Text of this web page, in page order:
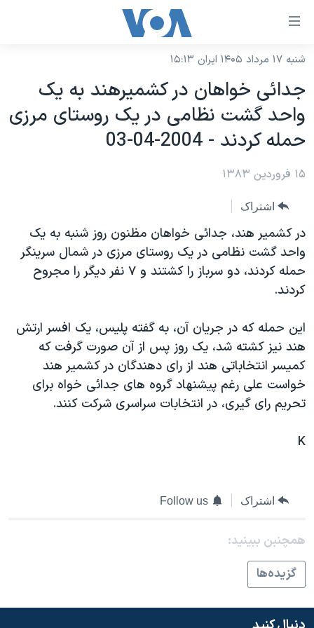
لینکهای
دسترسی
جهش
محتوای
اصلی
به
صفحه
جهش
به
جستجو
نسخه سبک وب‌سایت
موضوع ها
آمریکا
جهان
ورزشی
گزیده‌ها
ویژه برنامه‌ها
فرهنگ و زندگی
حقوق شهروندی
اقتصادی
علم و فناوری
برنامه های تلویزیونی
جدول برنامه ها
صفحه‌های ویژه
جام جهانی ۲۰۲۶
عملیات خشم حماسی
۲۵۰سالگی آمریکا
مستندها
انتخابات ریاست جمهوری آمریکا ۲۰۲۴
حمله جمهوری اسلامی به اسرائیل
رمز مهسا
تریبونال مردمی آبان ۹۸
قانون شفافیت دارائی کادر رهبری ایران
فرکانس‌های صدای آمریکا
پخش رادیویی
یادگیری زبان انگلیسی
دنبال کنید
شنبه ۱۷ مرداد ۱۴۰۵ ایران ۱۵:۱۳
جدائی خواهان در کشميرهند به يک
واحد گشت نظامی در يک روستای مرزی
حمله کردند - 2004-04-03
۱۵ فروردین ۱۳۸۳
اشتراک
در کشمير هند، جدائی خواهان مظنون روز شنبه به يک
واحد گشت نظامی در يک روستای مرزی در شمال سرينگر
حمله کردند، دو سرباز را کشتند و ٧ نفر ديگر را مجروح
کردند.
اين حمله که در جريان آن، به گفته پليس، يک افسر ارتش
هند نيز کشته شد، يک روز پس از آن صورت گرفت که
کميسر انتخاباتی هند از رای دهندگان در کشمير هند
خواست علی رغم پيشنهاد گروه های جدائی خواه برای
تحريم رای گيری، در انتخابات سراسری شرکت کنند.
K
اشتراک Follow us
همچنبن ببینید:
گزيده‌ها